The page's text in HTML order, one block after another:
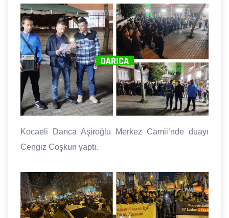
Kocaeli Darıca Aşiroğlu Merkez Camii’nde duayı
Cengiz Coşkun yaptı.